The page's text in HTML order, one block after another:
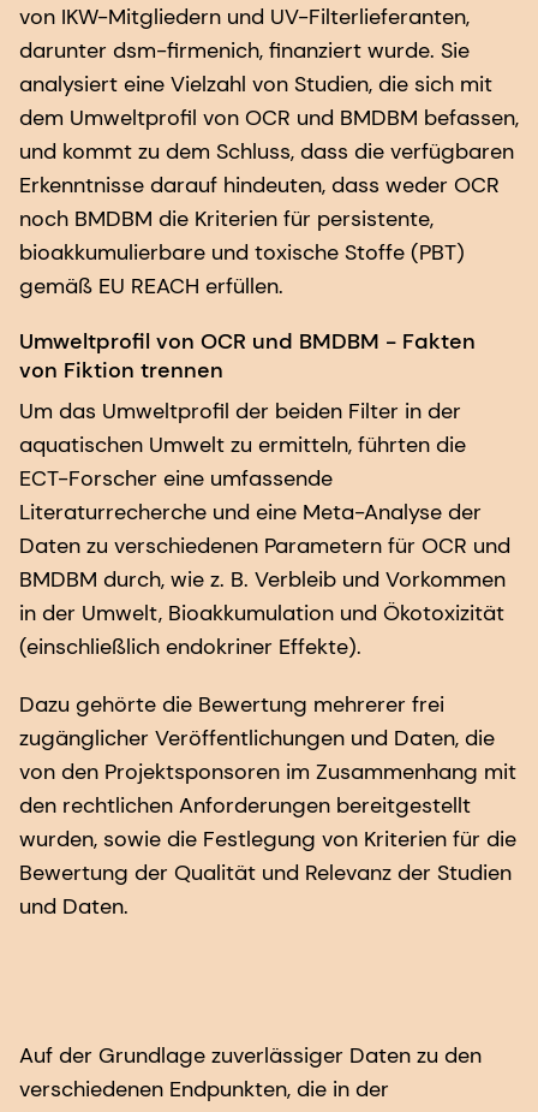
von IKW-Mitgliedern und UV-Filterlieferanten,
darunter dsm-firmenich, finanziert wurde. Sie
analysiert eine Vielzahl von Studien, die sich mit
dem Umweltprofil von OCR und BMDBM befassen,
und kommt zu dem Schluss, dass die verfügbaren
Erkenntnisse darauf hindeuten, dass weder OCR
noch BMDBM die Kriterien für persistente,
bioakkumulierbare und toxische Stoffe (PBT)
gemäß EU REACH erfüllen.
Umweltprofil von OCR und BMDBM - Fakten
von Fiktion trennen
Um das Umweltprofil der beiden Filter in der
aquatischen Umwelt zu ermitteln, führten die
ECT-Forscher eine umfassende
Literaturrecherche und eine Meta-Analyse der
Daten zu verschiedenen Parametern für OCR und
BMDBM durch, wie z. B. Verbleib und Vorkommen
in der Umwelt, Bioakkumulation und Ökotoxizität
(einschließlich endokriner Effekte).
Dazu gehörte die Bewertung mehrerer frei
zugänglicher Veröffentlichungen und Daten, die
von den Projektsponsoren im Zusammenhang mit
den rechtlichen Anforderungen bereitgestellt
wurden, sowie die Festlegung von Kriterien für die
Bewertung der Qualität und Relevanz der Studien
und Daten.
Auf der Grundlage zuverlässiger Daten zu den
verschiedenen Endpunkten, die in der